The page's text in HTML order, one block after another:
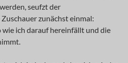
seufzt der
zunächst einmal:
wie ich darauf hereinfällt und die